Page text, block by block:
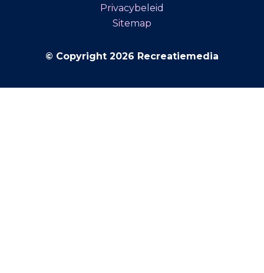
Privacybeleid
Sitemap
© Copyright 2026 Recreatiemedia